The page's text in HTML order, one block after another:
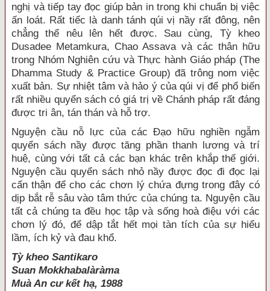
nghị và tiếp tay đọc giúp bản in trong khi chuẩn bị việc
ấn loát. Rất tiếc là danh tánh qúi vị nầy rất đông, nên
chẳng thể nêu lên hết được. Sau cùng, Tỳ kheo
Dusadee Metamkura, Chao Assava và các thân hữu
trong Nhóm Nghiên cứu và Thực hành Giáo pháp (The
Dhamma Study & Practice Group) đã trông nom việc
xuất bản. Sự nhiệt tâm và hảo ý của qúi vị để phổ biến
rất nhiều quyển sách có giá trị về Chánh pháp rất đáng
được tri ân, tán thán và hỗ trợ.
Nguyện cầu nỗ lực của các Ðạo hữu nghiền ngẫm
quyển sách nầy được tăng phần thanh lương và trí
huệ, cùng với tất cả các bạn khác trên khắp thế giới.
Nguyện cầu quyển sách nhỏ nầy được đọc đi đọc lại
cẩn thận để cho các chơn lý chứa đựng trong đây có
dịp bắt rễ sâu vào tâm thức của chúng ta. Nguyện cầu
tất cả chúng ta đều học tập và sống hoà điệu với các
chơn lý đó, để dập tắt hết mọi tàn tích của sự hiểu
lầm, ích kỷ và đau khổ.
Tỳ kheo Santikaro
Suan Mokkhabalàràma
Muà An cư kết hạ, 1988